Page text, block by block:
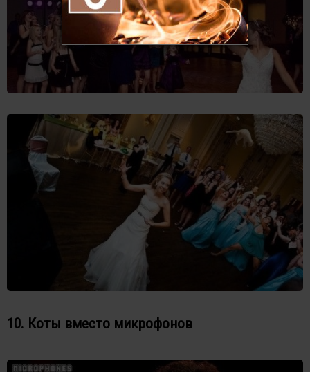
10. Коты вместо микрофонов